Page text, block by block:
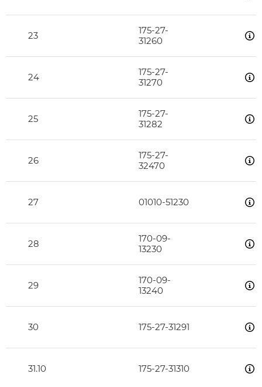
23
175-27-
31260
24
175-27-
31270
25
175-27-
31282
26
175-27-
32470
27 01010-51230
28
170-09-
13230
29
170-09-
13240
30 175-27-31291
31.10 175-27-31310